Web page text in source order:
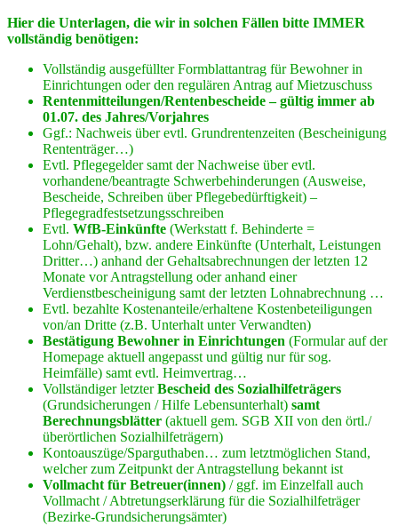
Hier die Unterlagen, die wir in solchen Fällen bitte IMMER
vollständig benötigen:
Vollständig ausgefüllter Formblattantrag für Bewohner in
Einrichtungen oder den regulären Antrag auf Mietzuschuss
Rentenmitteilungen/Rentenbescheide – gültig immer ab
01.07. des Jahres/Vorjahres
Ggf.: Nachweis über evtl. Grundrentenzeiten (Bescheinigung
Rententräger…)
Evtl. Pflegegelder samt der Nachweise über evtl.
vorhandene/beantragte Schwerbehinderungen (Ausweise,
Bescheide, Schreiben über Pflegebedürftigkeit) –
Pflegegradfestsetzungsschreiben
Evtl. WfB-Einkünfte (Werkstatt f. Behinderte =
Lohn/Gehalt), bzw. andere Einkünfte (Unterhalt, Leistungen
Dritter…) anhand der Gehaltsabrechnungen der letzten 12
Monate vor Antragstellung oder anhand einer
Verdienstbescheinigung samt der letzten Lohnabrechnung …
Evtl. bezahlte Kostenanteile/erhaltene Kostenbeteiligungen
von/an Dritte (z.B. Unterhalt unter Verwandten)
Bestätigung Bewohner in Einrichtungen (Formular auf der
Homepage aktuell angepasst und gültig nur für sog.
Heimfälle) samt evtl. Heimvertrag…
Vollständiger letzterBescheid des Sozialhilfeträgers
(Grundsicherungen / Hilfe Lebensunterhalt) samt
Berechnungsblätter (aktuell gem. SGB XII von den örtl./
überörtlichen Sozialhilfeträgern)
Kontoauszüge/Sparguthaben… zum letztmöglichen Stand,
welcher zum Zeitpunkt der Antragstellung bekannt ist
Vollmacht für Betreuer(innen) / ggf. im Einzelfall auch
Vollmacht / Abtretungserklärung für die Sozialhilfeträger
(Bezirke-Grundsicherungsämter)